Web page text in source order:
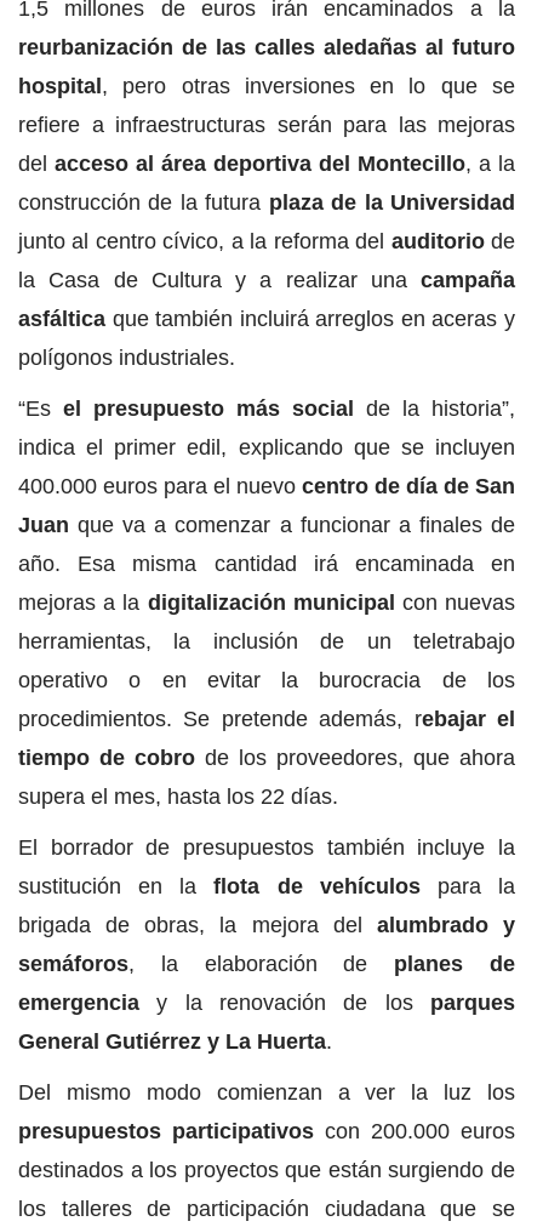
1,5 millones de euros irán encaminados a la
reurbanización de las calles aledañas al futuro
hospital , pero otras inversiones en lo que se
refiere a infraestructuras serán para las mejoras
del acceso al área deportiva del Montecillo, a la
construcción de la futura plaza de la Universidad
junto al centro cívico, a la reforma del auditoriode
la Casa de Cultura y a realizar unacampaña
asfáltica que también incluirá arreglos en aceras y
polígonos industriales.
“Es el presupuesto más social de la historia”,
indica el primer edil, explicando que se incluyen
400.000 euros para el nuevo centro de día de San
Juan que va a comenzar a funcionar a finales de
año. Esa misma cantidad irá encaminada en
mejoras a la digitalización municipal con nuevas
herramientas, la inclusión de un teletrabajo
operativo o en evitar la burocracia de los
procedimientos. Se pretende además, rebajar el
tiempo de cobro de los proveedores, que ahora
supera el mes, hasta los 22 días.
El borrador de presupuestos también incluye la
sustitución en la flota de vehículos para la
brigada de obras, la mejora del alumbrado y
semáforos, la elaboración de planes de
emergenciay la renovación de los parques
General Gutiérrez y La Huerta.
Del mismo modo comienzan a ver la luz los
presupuestos participativos con 200.000 euros
destinados a los proyectos que están surgiendo de
los talleres de participación ciudadana que se